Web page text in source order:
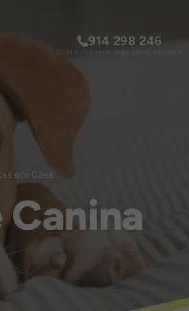
914 298 246
Custo chamada rede móvel nacional
em Cães